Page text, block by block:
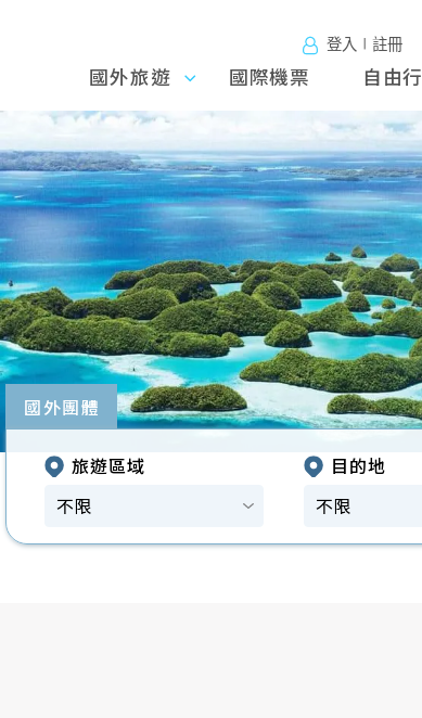
登入∣註冊
國外旅
遊
國外旅遊 國際機票 自由行
往前
國外團體
旅遊區域 目的地